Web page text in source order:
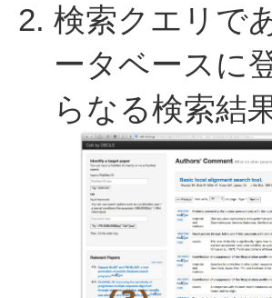
検索クエリで
ータベースに
らなる検索結